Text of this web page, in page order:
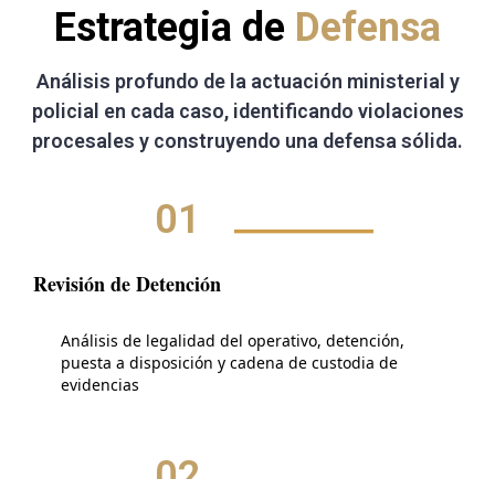
Estrategia de Defensa
Análisis profundo de la actuación ministerial y
policial en cada caso, identificando violaciones
procesales y construyendo una defensa sólida.
01
Revisión de Detención
Análisis de legalidad del operativo, detención,
puesta a disposición y cadena de custodia de
evidencias